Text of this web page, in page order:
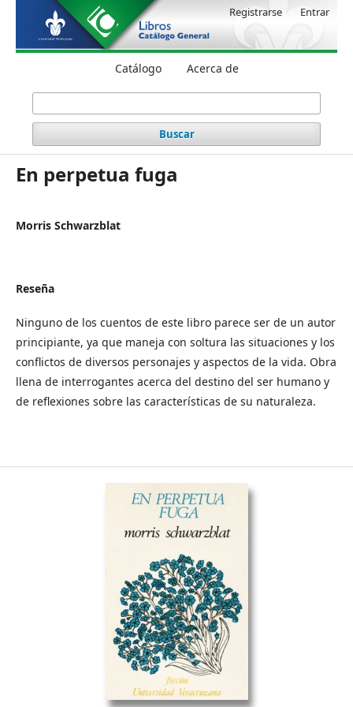
Catálogo Acerca de
Buscar
Registrarse Entrar
En perpetua fuga
Morris Schwarzblat
Reseña
Ninguno de los cuentos de este libro parece ser de un autor
principiante, ya que maneja con soltura las situaciones y los
conflictos de diversos personajes y aspectos de la vida. Obra
llena de interrogantes acerca del destino del ser humano y
de reflexiones sobre las características de su naturaleza.